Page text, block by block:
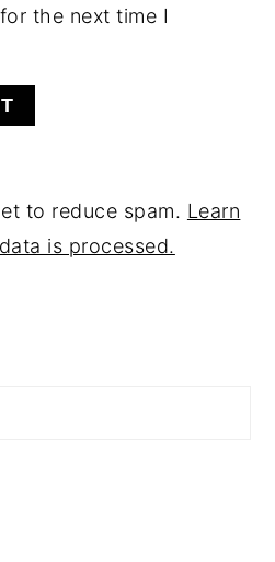
the next time I
to reduce spam. Learn
is processed.